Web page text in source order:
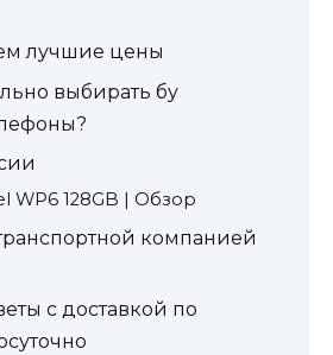
лучшие цены
выбирать бу
WP6 128GB | Обзор
компанией
с доставкой по